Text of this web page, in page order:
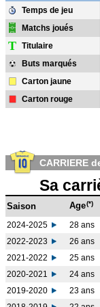
Temps de jeu
Matchs joués
T Titulaire
Buts marqués
Carton jaune
Carton rouge
CARRIERE
Sa
Saison Age(*)
2024-2025 28 ans
2022-2023
26 ans
2021-2022
25 ans
2020-2021
24 ans
2019-2020
23 ans